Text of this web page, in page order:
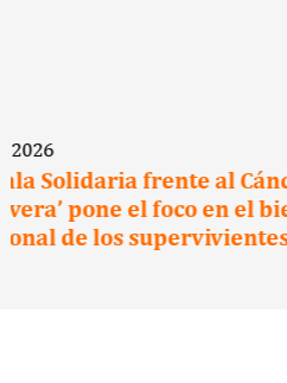
junio 4, 2026
Recoletas Salud se
Vida